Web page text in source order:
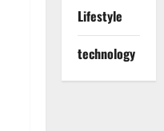
Lifestyle
technology